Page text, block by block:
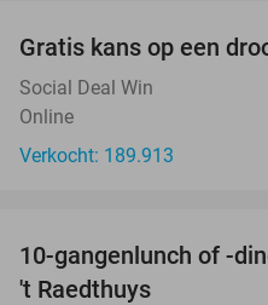
Gratis kans op een
Social Deal Win
Online
Verkocht: 189.913
NEW
TODAY
10-gangenlunch of -
't Raedthuys